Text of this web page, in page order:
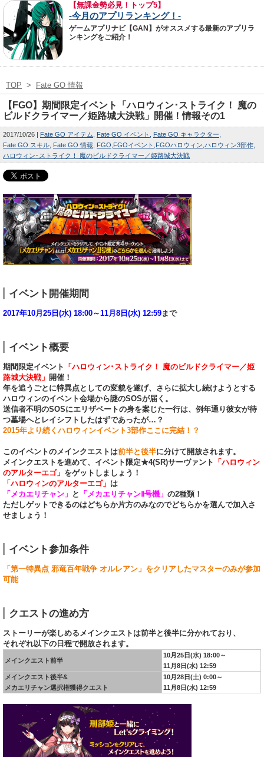
【無課金勢必見！トップ5】
-今月のアプリランキング！-
ゲームアプリナビ【GAN】がオススメする最新のアプリラ
ンキングをご紹介！
TOP > Fate GO 情報
【FGO】期間限定イベント「ハロウィン･ストライク！ 魔の
ビルドクライマー／姫路城大決戦」開催！情報その1
2017/10/26 Fate GO アイテム Fate GO イベント
Fate GO キャラクター
Fate GO スキル
Fate GO 情報 FGO FGOイベント FGOハロウィン ハロウィン3部作
ハロウィン･ストライク！ 魔のビルドクライマー／姫路城大決戦
イベント開催期間
2017年10月25日(水) 18:00～11月8日(水) 12:59 まで
イベント概要
期間限定イベント 「ハロウィン･ストライク！ 魔のビルドクライマー／姫
路城大決戦」 開催！
年を追うごとに特異点としての変貌を遂げ、さらに拡大し続けようとする
ハロウィンのイベント会場から謎のSOSが届く。
送信者不明のSOSにエリザベートの身を案じた一行は、例年通り彼女が待
つ墓場へとレイシフトしたはずであったが…？
2015年より続くハロウィンイベント3部作ここに完結！？
このイベントのメインクエストは前半と後半に分けて開放されます。
メインクエストを進めて、イベント限定★4(SR)サーヴァント 「ハロウィン
のアルターエゴ」 をゲットしましょう！
「ハロウィンのアルターエゴ」 は
「メカエリチャン」 と 「メカエリチャンⅡ号機」 の2種類！
ただしゲットできるのはどちらか片方のみなのでどちらかを選んで加入さ
せましょう！
イベント参加条件
「第一特異点 邪竜百年戦争 オルレアン」をクリアしたマスターのみが参加
可能
クエストの進め方
ストーリーが楽しめるメインクエストは前半と後半に分かれており、
それぞれ以下の日程で開放されます。
メインクエスト前半
10月25日(水) 18:00～
11月8日(水) 12:59
メインクエスト後半&
メカエリチャン選択権獲得クエスト
10月28日(土) 0:00～
11月8日(水) 12:59